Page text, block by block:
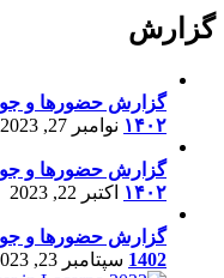
گزارش
گزارش حضورها و
۱۴۰۲ نوامبر 27, 2023
گزارش حضورها و
۱۴۰۲ اکتبر 22, 2023
گزارش حضورها و
1402 سپتامبر 23, 2023